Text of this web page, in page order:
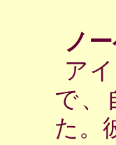
ノ
ア
で、
た。